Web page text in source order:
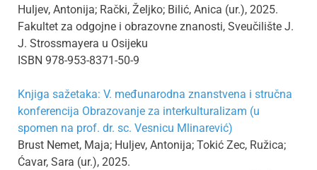
Huljev, Antonija; Rački, Željko; Bilić, Anica (ur.), 2025.
Fakultet za odgojne i obrazovne znanosti, Sveučilište J.
J. Strossmayera u Osijeku
ISBN 978-953-8371-50-9
Knjiga sažetaka: V. međunarodna znanstvena i stručna
konferencija Obrazovanje za interkulturalizam (u
spomen na prof. dr. sc. Vesnicu Mlinarević)
Brust Nemet, Maja; Huljev, Antonija; Tokić Zec, Ružica;
Ćavar, Sara (ur.), 2025.